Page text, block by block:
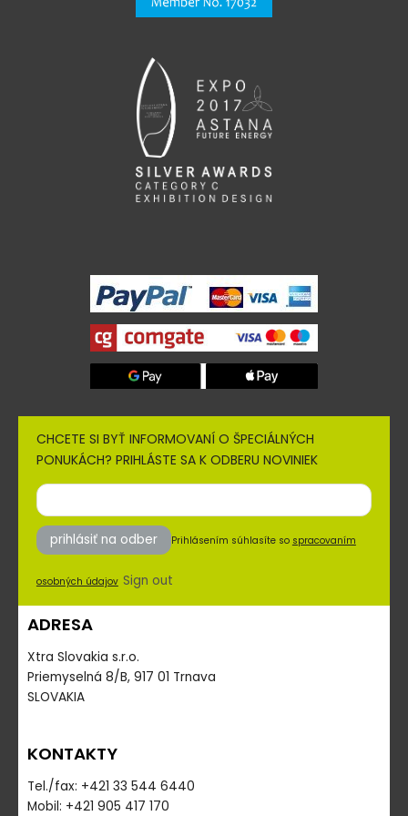
CHCETE SI BYŤ INFORMOVANÍ O ŠPECIÁLNÝCH
PONUKÁCH? PRIHLÁSTE SA K ODBERU NOVINIEK
prihlásiť na odber Prihlásením súhlasíte so spracovaním
osobných údajov Sign out
ADRESA
Xtra Slovakia s.r.o.
Priemyselná 8/B, 917 01 Trnava
SLOVAKIA
KONTAKTY
Tel./fax: +421 33 544 6440
Mobil: +421 905 417 170